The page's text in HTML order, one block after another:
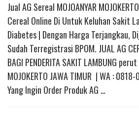
Jual AG Sereal MOJOANYAR
Cereal Online Di Untuk Keluhan Sakit
Diabetes | Dengan Harga Terjangkau,
Sudah Terregistrasi BPOM. JUAL AG
BAGI PENDERITA SAKIT LAMBUNG perut
MOJOKERTO JAWA TIMUR | WA :
Yang Ingin Order Produk AG …